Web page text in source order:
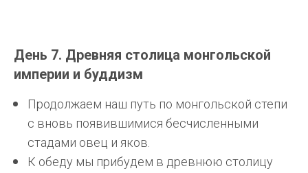
День 7. Древняя столица монгольской
империи и буддизм
Продолжаем наш путь по монгольской степи
с вновь появившимися бесчисленными
стадами овец и яков.
К обеду мы прибудем в древнюю столицу